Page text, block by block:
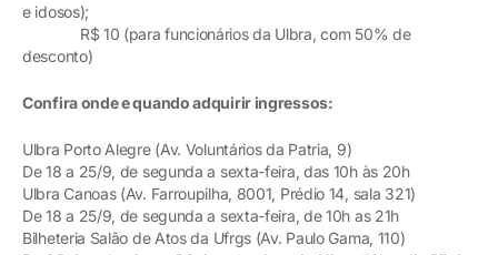
e idosos);
R$ 10 (para funcionários da Ulbra, com 50% de
desconto)
Confira onde e quando adquirir ingressos:
Ulbra Porto Alegre (Av. Voluntários da Patria, 9)
De 18 a 25/9, de segunda a sexta-feira, das 10h às 20h
Ulbra Canoas (Av. Farroupilha, 8001, Prédio 14, sala 321)
De 18 a 25/9, de segunda a sexta-feira, de 10h as 21h
Bilheteria Salão de Atos da Ufrgs (Av. Paulo Gama, 110)